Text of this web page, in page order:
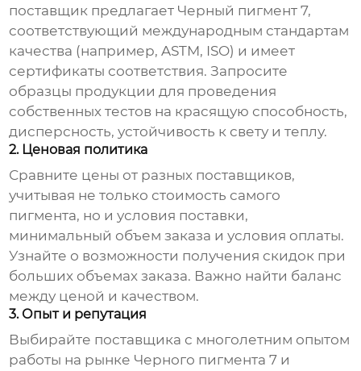
поставщик предлагает Черный пигмент 7,
соответствующий международным стандартам
качества (например, ASTM, ISO) и имеет
сертификаты соответствия. Запросите
образцы продукции для проведения
собственных тестов на красящую способность,
дисперсность, устойчивость к свету и теплу.
2. Ценовая политика
Сравните цены от разных поставщиков,
учитывая не только стоимость самого
пигмента, но и условия поставки,
минимальный объем заказа и условия оплаты.
Узнайте о возможности получения скидок при
больших объемах заказа. Важно найти баланс
между ценой и качеством.
3. Опыт и репутация
Выбирайте поставщика с многолетним опытом
работы на рынке Черного пигмента 7 и